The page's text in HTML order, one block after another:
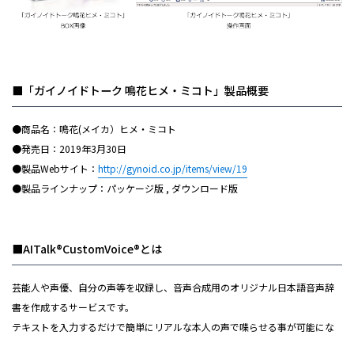
■「ガイノイドトーク 鳴花ヒメ・ミコト」製品概要
●商品名：鳴花(メイカ）ヒメ・ミコト
●発売日：2019年3月30日
●製品Webサイト： http://gynoid.co.jp/items/view/19
●製品ラインナップ：パッケージ版 , ダウンロード版
■AITalk®CustomVoice®とは
芸能人や声優、自分の声等を収録し、音声合成用のオリジナル日本語音声辞
書を作成するサービスです。
テキストを入力するだけで簡単にリアルな本人の声で喋らせる事が可能にな